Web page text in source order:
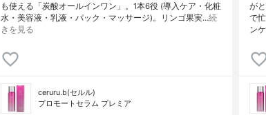
も使える「炭酸オールインワン」。1本6役 (導入ケア・化粧
水・美容液・乳液・パック・マッサージ)。リンゴ果実…続
きを見る
ceruru.b(セルル)
プロモートセラム プレミア
が
で
ン